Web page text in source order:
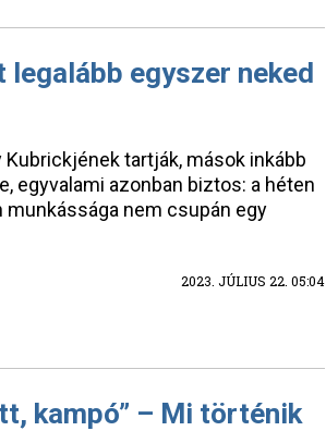
egyszer neked
tartják, mások inkább
egyvalami azonban biztos: a héten
nem csupán egy
2023. JÚLIUS 22. 05:04
kampó” – Mi történik